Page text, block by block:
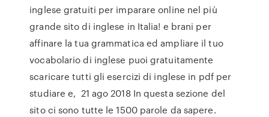
inglese gratuiti per imparare online nel più
grande sito di inglese in Italia! e brani per
affinare la tua grammatica ed ampliare il tuo
vocabolario di inglese puoi gratuitamente
scaricare tutti gli esercizi di inglese in pdf per
studiare e, 21 ago 2018 In questa sezione del
sito ci sono tutte le 1500 parole da sapere.